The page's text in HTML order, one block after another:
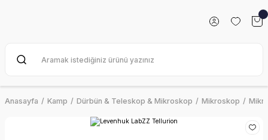
Anasayfa Kamp Dürbün & Teleskop & Mikroskop Mikroskop